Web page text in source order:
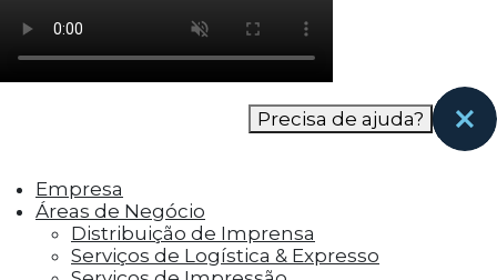
como os visitantes interagem com o site. Esses
cookies ajudam a fornecer informações sobre
as métricas do número de visitantes, taxa de
rejeição, origem do tráfego, etc.
funcionalidades, como compartilhar o
conteúdo do site em plataformas de social
media, coletar feedbacks e outros recursos de
terceiros.
Precisa de ajuda?
Empresa
Áreas de Negócio
Distribuição de Imprensa
Serviços de Logística & Expresso